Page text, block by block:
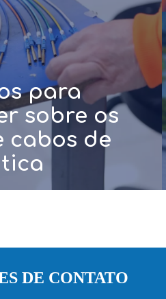
para
sobre os
cabos de
DE CONTATO